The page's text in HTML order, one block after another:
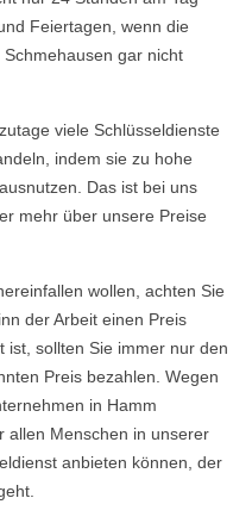
Feiertagen, wenn die
gar nicht
viele Schlüsseldienste
indem sie zu hohe
Das ist bei uns
mehr über unsere Preise
wollen, achten Sie
der Arbeit einen Preis
ist, sollten Sie immer nur den
Preis bezahlen. Wegen
in Hamm
allen Menschen in unserer
anbieten können, der